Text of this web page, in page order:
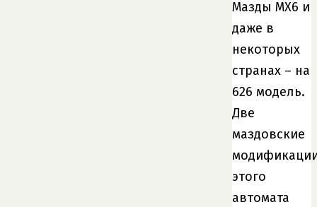
Мазды MX6 и
даже в
некоторых
странах – на
626 модель.
Две
маздовские
этого
автомата